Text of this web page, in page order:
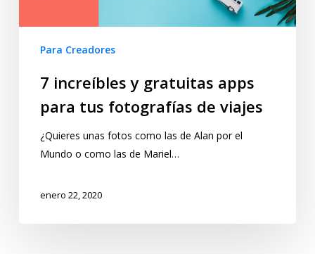
Para Creadores
7 increíbles y gratuitas apps
para tus fotografías de viajes
¿Quieres unas fotos como las de Alan por el
Mundo o como las de Mariel…
enero 22, 2020